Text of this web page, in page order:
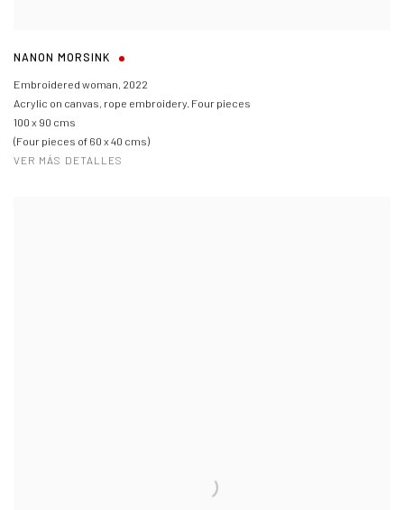
NANON MORSINK
Embroidered woman, 2022
Acrylic on canvas, rope embroidery. Four pieces
100 x 90 cms
(Four pieces of 60 x 40 cms)
VER MÁS DETALLES